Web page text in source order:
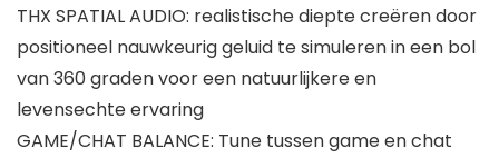
THX SPATIAL AUDIO: realistische diepte creëren door
positioneel nauwkeurig geluid te simuleren in een bol
van 360 graden voor een natuurlijkere en
levensechte ervaring
GAME/CHAT BALANCE: Tune tussen game en chat